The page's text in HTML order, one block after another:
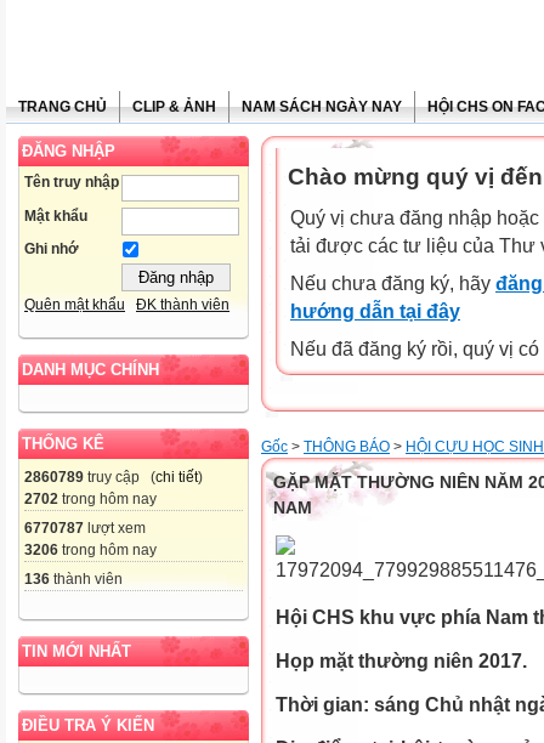
TRANG CHỦ CLIP & ẢNH NAM SÁCH NGÀY NAY HỘI CHS ON
ĐĂNG NHẬP
Tên truy nhập
Mật khẩu
Ghi nhớ
Quên mật khẩu ĐK thành viên
DANH MỤC CHÍNH
THỐNG KÊ
2860789 truy cập (chi tiết)
2702 trong hôm nay
6770787 lượt xem
3206 trong hôm nay
136 thành viên
TIN MỚI NHẤT
ĐIỀU TRA Ý KIẾN
Chào mừng quý vị đến
Quý vị chưa đăng nhập
tải được các tư liệu của Thư
Nếu chưa đăng ký, hãy
hướng dẫn tại đây
Nếu đã đăng ký rồi, quý vị
Gốc > THÔNG BÁO > HỘI CỰU HỌC SINH
GẶP MẶT THƯỜNG NIÊN NĂM
NAM
Hội CHS khu vực phía Nam
Họp mặt thường niên 2017.
Thời gian: sáng Chủ nhật